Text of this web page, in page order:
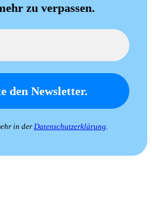
zu verpassen.
in der Datenschutzerklärung